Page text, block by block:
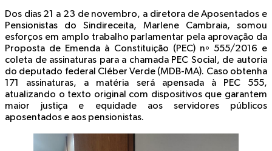
Dos dias 21 a 23 de novembro, a diretora de Aposentados e
Pensionistas do Sindireceita, Marlene Cambraia, somou
esforços em amplo trabalho parlamentar pela aprovação da
Proposta de Emenda à Constituição (PEC) nº 555/2016 e
coleta de assinaturas para a chamada PEC Social, de autoria
do deputado federal Cléber Verde (MDB-MA). Caso obtenha
171 assinaturas, a matéria será apensada à PEC 555,
atualizando o texto original com dispositivos que garantem
maior justiça e equidade aos servidores públicos
aposentados e aos pensionistas.